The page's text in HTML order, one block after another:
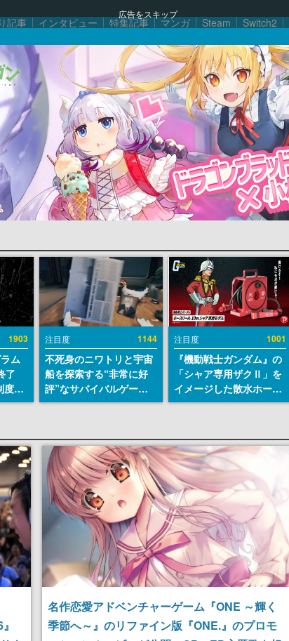
広告をスキップ
記事 インタビュー 特集記事 マンガ Steam Switch2
1903
ム
了
度
を
注目度 1144
不死身のニワトリと宇宙
船を探索する“非常に好
評”なサバイバルゲーム
『Breathedge』が無料
注目度 1001
『機動戦士ガンダム』の
「シャア専用ザクⅡ」を
イメージした散水ホース
リールが予約開始。本体
エンブレム、型式番号な
どを配置
名作恋愛アドベンチャーゲーム『ONE ～輝く
季節へ～』のリファイン版『ONE.』のプロモ